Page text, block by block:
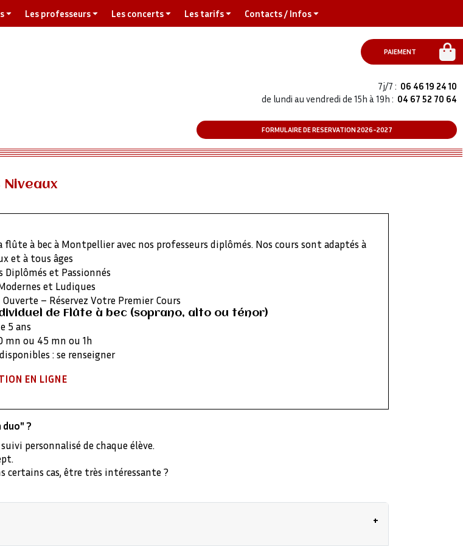
Les professeurs Les concerts Les tarifs Contacts / Infos
PAIEMENT
7j/7 : 06 46 19 24 10
de lundi au vendredi de 15h à 19h : 04 67 52 70 64
FORMULAIRE DE RESERVATION 2026-2027
flûte à bec à Montpellier avec nos professeurs diplômés. Nos cours sont adaptés à
et à tous âges
Diplômés et Passionnés
et Ludiques
– Réservez Votre Premier Cours
de Flûte à bec (soprano, alto ou ténor)
5 ans
mn ou 45 mn ou 1h
: se renseigner
EN LIGNE
?
personnalisé de chaque élève.
certains cas, être très intéressante ?